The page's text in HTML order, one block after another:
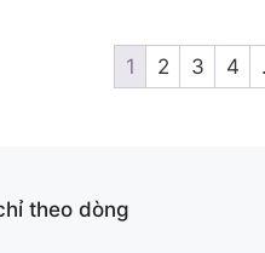
f
1 2 3 4
theo dòng